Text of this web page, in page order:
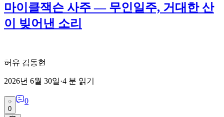
마이클잭슨 사주 — 무인일주, 거대한 산
이 빚어낸 소리
허유 김동현
2026년 6월 30일·4 분 읽기
0
0